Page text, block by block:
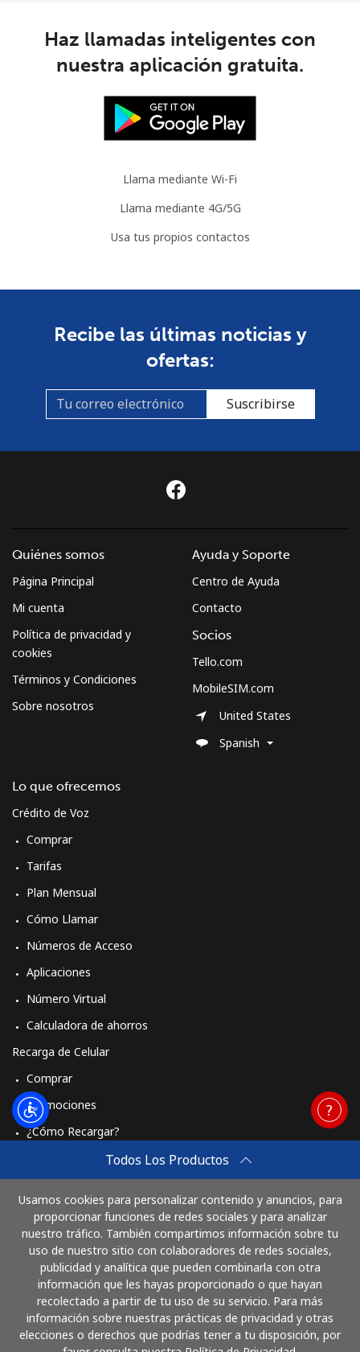
Haz llamadas inteligentes con
nuestra aplicación gratuita.
Llama mediante Wi-Fi
Llama mediante 4G/5G
Usa tus propios contactos
Recibe las últimas noticias y
ofertas:
Suscribirse
Todos Los Productos
Usamos cookies para personalizar contenido y anuncios, para
proporcionar funciones de redes sociales y para analizar
nuestro tráfico. También compartimos información sobre tu
uso de nuestro sitio con colaboradores de redes sociales,
publicidad y analítica que pueden combinarla con otra
información que les hayas proporcionado o que hayan
recolectado a partir de tu uso de su servicio. Para más
información sobre nuestras prácticas de privacidad y otras
elecciones o derechos que podrías tener a tu disposición, por
Quiénes somos
Página Principal
Mi cuenta
Política de privacidad y
cookies
Términos y Condiciones
Sobre nosotros
Lo que ofrecemos
Crédito de Voz
Comprar
Tarifas
Plan Mensual
Cómo Llamar
Números de Acceso
Aplicaciones
Número Virtual
Calculadora de ahorros
Recarga de Celular
Comprar
Promociones
¿Cómo Recargar?
Comprar
Cómo funciona
Ayuda y Soporte
Centro de Ayuda
Contacto
Socios
Tello.com
MobileSIM.com
United States
Spanish
Paga con